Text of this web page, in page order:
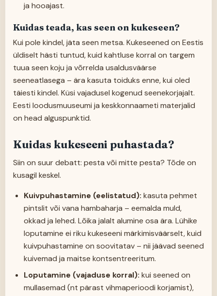
ja hooajast.
Kuidas teada, kas seen on kukeseen?
Kui pole kindel, jäta seen metsa. Kukeseened on Eestis
üldiselt hästi tuntud, kuid kahtluse korral on targem
tuua seen koju ja võrrelda usaldusväärse
seeneatlasega – ära kasuta toiduks enne, kui oled
täiesti kindel. Küsi vajadusel kogenud seenekorjajalt.
Eesti loodusmuuseumi ja keskkonnaameti materjalid
on head alguspunktid.
Kuidas kukeseeni puhastada?
Siin on suur debatt: pesta või mitte pesta? Tõde on
kusagil keskel.
Kuivpuhastamine (eelistatud): kasuta pehmet
pintslit või vana hambaharja – eemalda muld,
okkad ja lehed. Lõika jalalt alumine osa ära. Lühike
loputamine ei riku kukeseeni märkimisväärselt, kuid
kuivpuhastamine on soovitatav – nii jäävad seened
kuivemad ja maitse kontsentreeritum.
Loputamine (vajaduse korral): kui seened on
mullasemad (nt pärast vihmaperioodi korjamist),